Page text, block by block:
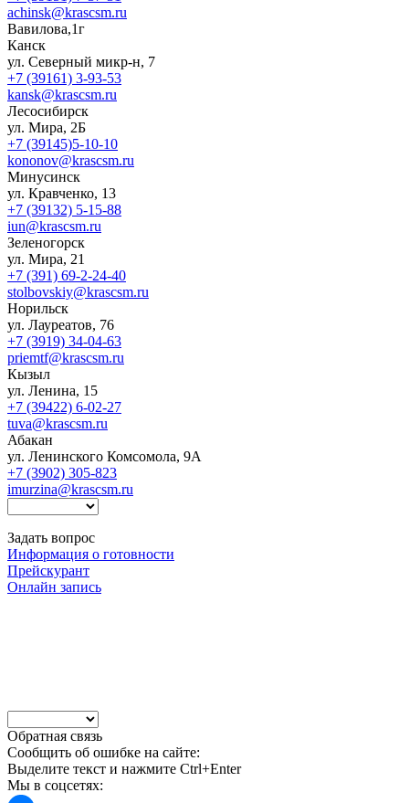
achinsk@krascsm.ru
Вавилова,1г
Канск
ул. Северный микр-н, 7
+7 (39161) 3-93-53
kansk@krascsm.ru
Лесосибирск
ул. Мира, 2Б
+7 (39145)5-10-10
kononov@krascsm.ru
Минусинск
ул. Кравченко, 13
+7 (39132) 5-15-88
iun@krascsm.ru
Зеленогорск
ул. Мира, 21
+7 (391) 69-2-24-40
stolbovskiy@krascsm.ru
Норильск
ул. Лауреатов, 76
+7 (3919) 34-04-63
priemtf@krascsm.ru
Кызыл
ул. Ленина, 15
+7 (39422) 6-02-27
tuva@krascsm.ru
Абакан
ул. Ленинского Комсомола, 9А
+7 (3902) 305-823
imurzina@krascsm.ru
Задать вопрос
Информация о готовности
Прейскурант
Онлайн запись
Обратная связь
Сообщить об ошибке на сайте:
Выделите текст и нажмите Ctrl+Enter
Мы в соцсетях: